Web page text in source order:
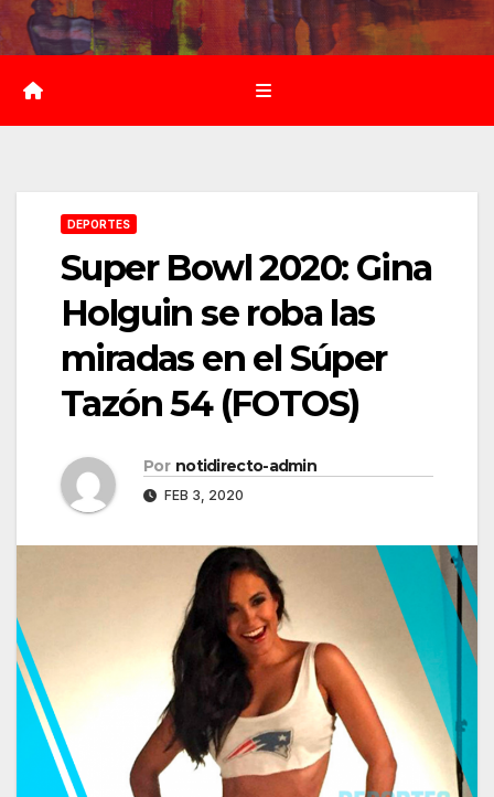
Saltar
al
contenido
DEPORTES
Super Bowl 2020: Gina
Holguin se roba las
miradas en el Súper
Tazón 54 (FOTOS)
Por notidirecto-admin
FEB 3, 2020